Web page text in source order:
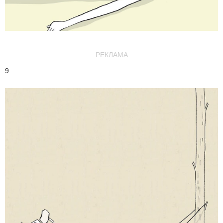
РЕКЛАМА
9